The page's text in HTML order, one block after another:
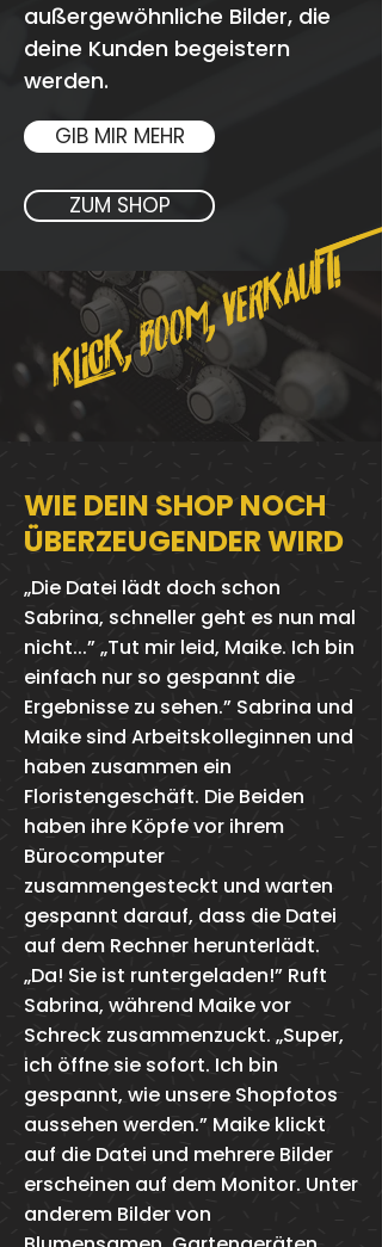
außergewöhnliche Bilder, die
deine Kunden begeistern
werden.
GIB MIR MEHR
ZUM SHOP
KLICK, BOOM, VERKAUFT!
WIE DEIN SHOP NOCH
ÜBERZEUGENDER WIRD
„Die Datei lädt doch schon
Sabrina, schneller geht es nun mal
nicht...” „Tut mir leid, Maike. Ich bin
einfach nur so gespannt die
Ergebnisse zu sehen.” Sabrina und
Maike sind Arbeitskolleginnen und
haben zusammen ein
Floristengeschäft. Die Beiden
haben ihre Köpfe vor ihrem
Bürocomputer
zusammengesteckt und warten
gespannt darauf, dass die Datei
auf dem Rechner herunterlädt.
„Da! Sie ist runtergeladen!” Ruft
Sabrina, während Maike vor
Schreck zusammenzuckt. „Super,
ich öffne sie sofort. Ich bin
gespannt, wie unsere Shopfotos
aussehen werden.” Maike klickt
auf die Datei und mehrere Bilder
erscheinen auf dem Monitor. Unter
anderem Bilder von